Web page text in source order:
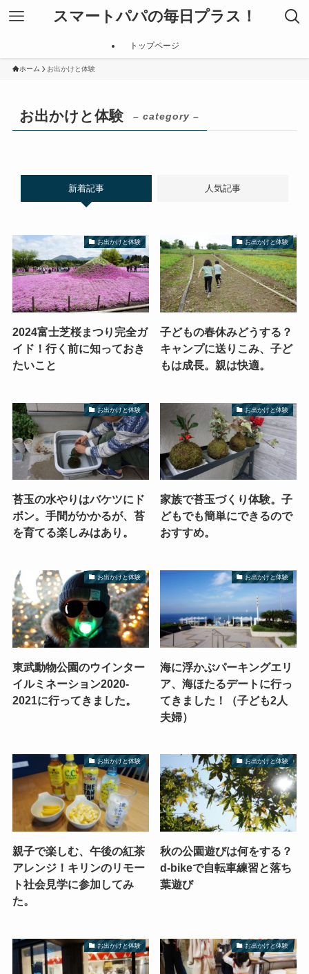
スマートパパの毎日プラス！
トップページ
ホーム お出かけと体験
お出かけと体験 – category –
新着記事 人気記事
お出かけと体験
2024富士芝桜まつり完全ガ
イド！行く前に知っておき
たいこと
お出かけと体験
子どもの春休みどうする？
キャンプに送りこみ、子ど
もは成長。親は快適。
お出かけと体験
苔玉の水やりはバケツにド
ボン。手間がかかるが、苔
を育てる楽しみはあり。
お出かけと体験
家族で苔玉づくり体験。子
どもでも簡単にできるので
おすすめ。
お出かけと体験
東武動物公園のウインター
イルミネーション2020-
2021に行ってきました。
お出かけと体験
海に浮かぶパーキングエリ
ア、海ほたるデートに行っ
てきました！（子ども2人
夫婦）
お出かけと体験
親子で楽しむ、午後の紅茶
アレンジ！キリンのリモー
ト社会見学に参加してみ
た。
お出かけと体験
秋の公園遊びは何をする？
d-bikeで自転車練習と落ち
葉遊び
お出かけと体験 お出かけと体験